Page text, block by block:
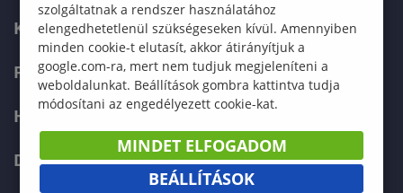
KÉPZÉSEK
FELVÉTELIZŐKNEK
HALLGATÓKNAK
DOKTORI ISKOLA
szolgáltatnak a rendszer használatához
elengedhetetlenül szükségeseken kívül. Amennyiben
minden cookie-t elutasít, akkor átirányítjuk a
google.com-ra, mert nem tudjuk megjeleníteni a
weboldalunkat. Beállítások gombra kattintva tudja
módosítani az engedélyezett cookie-kat.
MINDET ELFOGADOM
BEÁLLÍTÁSOK